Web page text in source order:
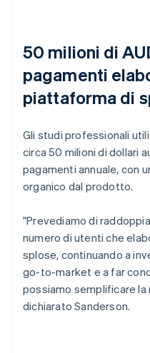
50 milioni di
pagamenti
piattaforma di
Gli studi professionali
circa 50 milioni di dollari
pagamenti annuale, con
organico dal prodotto.
"Prevediamo di
numero di utenti che
splose, continuando a
go-to-market e a far
possiamo semplificare la
dichiarato Sanderson.